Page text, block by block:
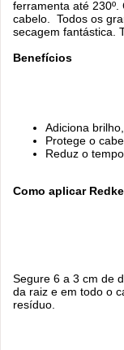
ferramenta até
cabelo. Todos os
secagem fantástica.
Benefícios
Adiciona
Protege o
Reduz o
Como aplicar
Segure 6 a 3 cm de
da raiz e em todo o
resíduo.